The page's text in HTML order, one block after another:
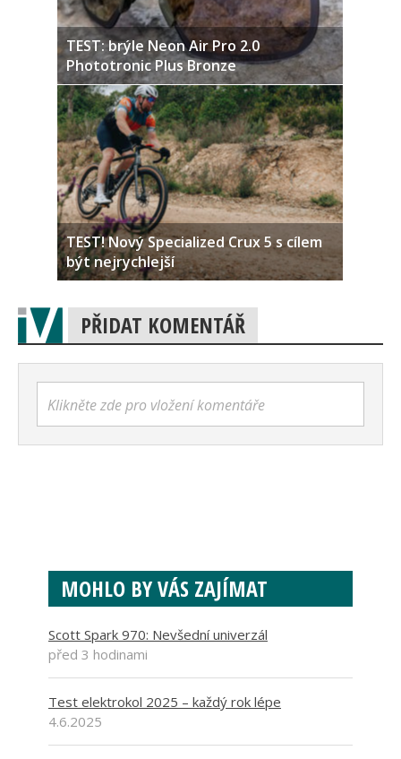
TEST: brýle Neon Air Pro 2.0
Phototronic Plus Bronze
TEST! Nový Specialized Crux 5 s cílem
být nejrychlejší
PŘIDAT KOMENTÁŘ
Klikněte zde pro vložení komentáře
MOHLO BY VÁS ZAJÍMAT
Scott Spark 970: Nevšední univerzál
před 3 hodinami
Test elektrokol 2025 – každý rok lépe
4.6.2025